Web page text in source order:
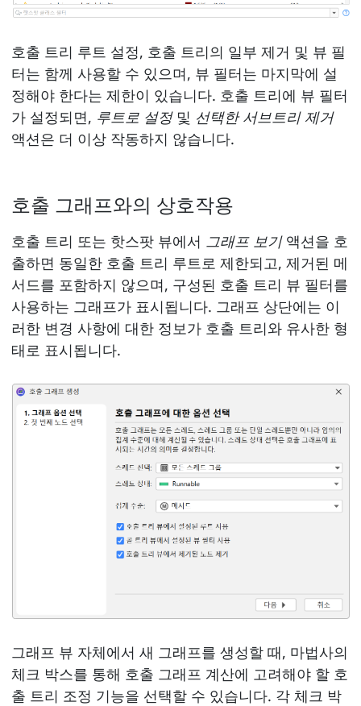
호출 트리 루트 설정, 호출 트리의 일부 제거 및 뷰 필
터는 함께 사용할 수 있으며, 뷰 필터는 마지막에 설
정해야 한다는 제한이 있습니다. 호출 트리에 뷰 필터
가 설정되면, 루트로 설정및 선택한 서브트리 제거
액션은 더 이상 작동하지 않습니다.
호출 그래프와의 상호작용
호출 트리 또는 핫스팟 뷰에서 그래프 보기액션을 호
출하면 동일한 호출 트리 루트로 제한되고, 제거된 메
서드를 포함하지 않으며, 구성된 호출 트리 뷰 필터를
사용하는 그래프가 표시됩니다. 그래프 상단에는 이
러한 변경 사항에 대한 정보가 호출 트리와 유사한 형
태로 표시됩니다.
그래프 뷰 자체에서 새 그래프를 생성할 때, 마법사의
체크 박스를 통해 호출 그래프 계산에 고려해야 할 호
출 트리 조정 기능을 선택할 수 있습니다. 각 체크 박